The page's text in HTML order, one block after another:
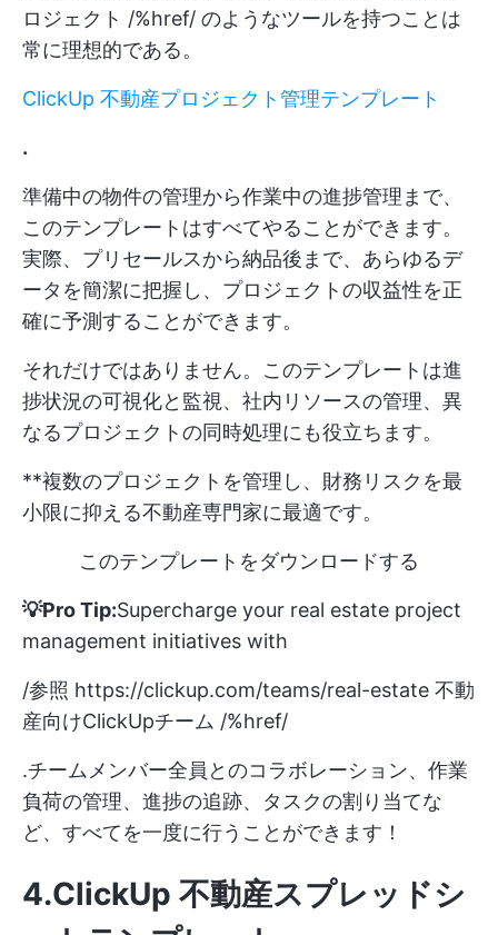
ロジェクト /%href/ のようなツールを持つことは
常に理想的である。
ClickUp 不動産プロジェクト管理テンプレート
.
準備中の物件の管理から作業中の進捗管理まで、
このテンプレートはすべてやることができます。
実際、プリセールスから納品後まで、あらゆるデ
ータを簡潔に把握し、プロジェクトの収益性を正
確に予測することができます。
それだけではありません。このテンプレートは進
捗状況の可視化と監視、社内リソースの管理、異
なるプロジェクトの同時処理にも役立ちます。
**複数のプロジェクトを管理し、財務リスクを最
小限に抑える不動産専門家に最適です。
このテンプレートをダウンロードする
💡Pro Tip:Supercharge your real estate project
management initiatives with
/参照 https://clickup.com/teams/real-estate 不動
産向けClickUpチーム /%href/
.チームメンバー全員とのコラボレーション、作業
負荷の管理、進捗の追跡、タスクの割り当てな
ど、すべてを一度に行うことができます！
4.ClickUp 不動産スプレッドシ